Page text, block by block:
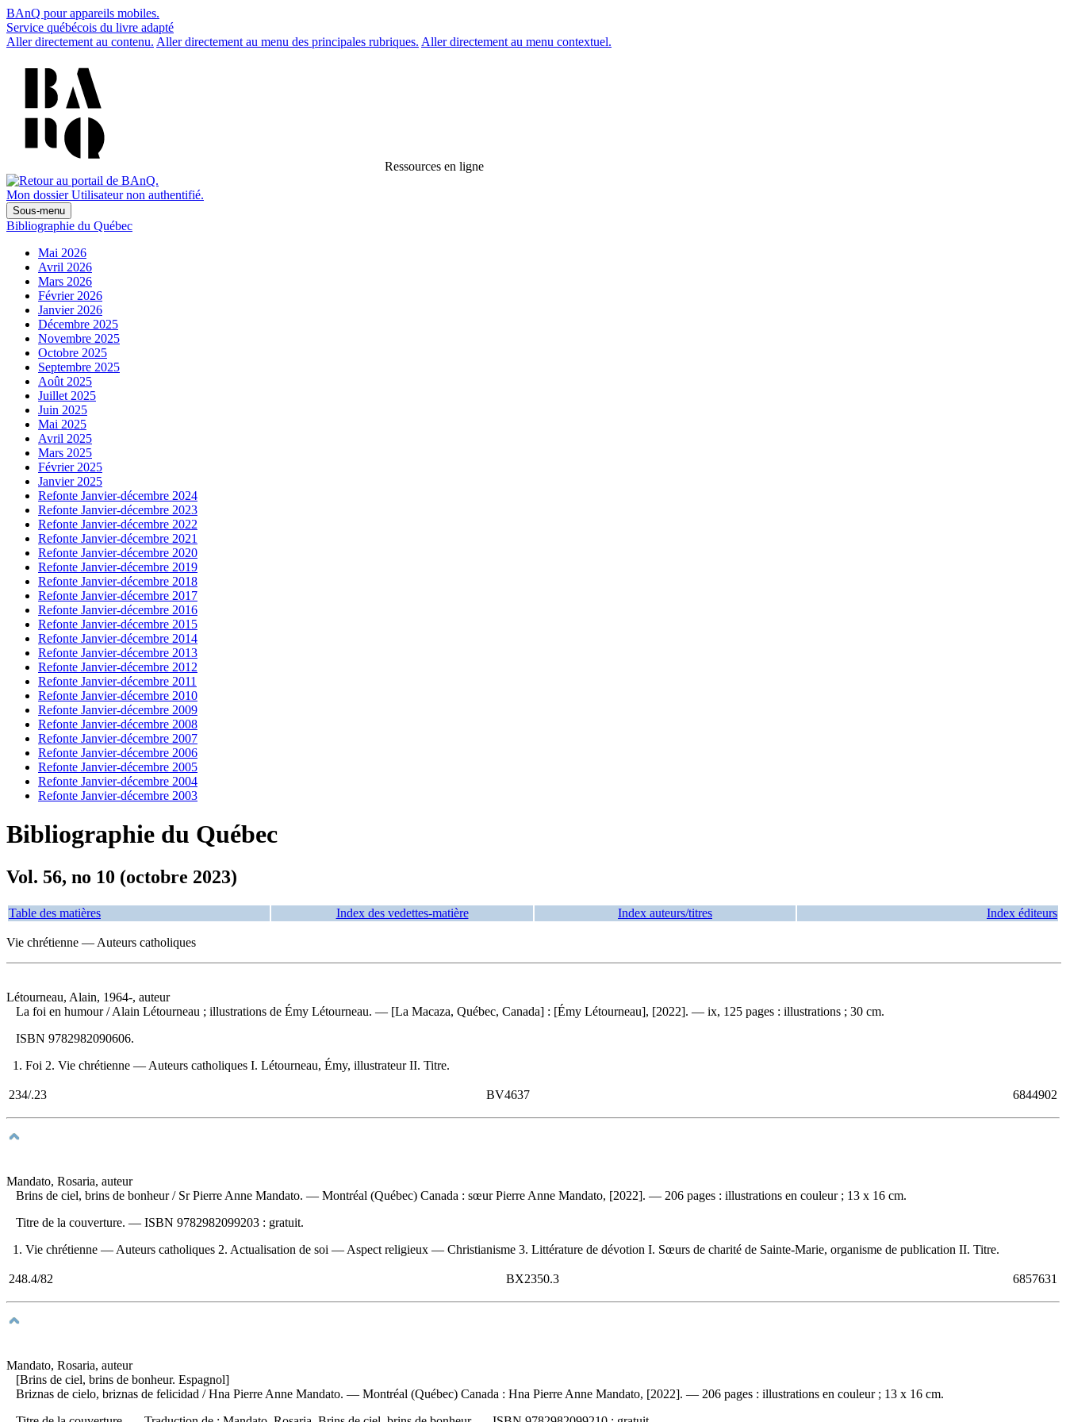
BAnQ pour appareils mobiles.
Service québécois du livre adapté
Aller directement au contenu. Aller directement au menu des principales rubriques. Aller directement au menu contextuel.
Ressources en ligne
Mon dossier Utilisateur non authentifié.
Sous-menu
Bibliographie du Québec
Mai 2026
Avril 2026
Mars 2026
Février 2026
Janvier 2026
Décembre 2025
Novembre 2025
Octobre 2025
Septembre 2025
Août 2025
Juillet 2025
Juin 2025
Mai 2025
Avril 2025
Mars 2025
Février 2025
Janvier 2025
Refonte Janvier-décembre 2024
Refonte Janvier-décembre 2023
Refonte Janvier-décembre 2022
Refonte Janvier-décembre 2021
Refonte Janvier-décembre 2020
Refonte Janvier-décembre 2019
Refonte Janvier-décembre 2018
Refonte Janvier-décembre 2017
Refonte Janvier-décembre 2016
Refonte Janvier-décembre 2015
Refonte Janvier-décembre 2014
Refonte Janvier-décembre 2013
Refonte Janvier-décembre 2012
Refonte Janvier-décembre 2011
Refonte Janvier-décembre 2010
Refonte Janvier-décembre 2009
Refonte Janvier-décembre 2008
Refonte Janvier-décembre 2007
Refonte Janvier-décembre 2006
Refonte Janvier-décembre 2005
Refonte Janvier-décembre 2004
Refonte Janvier-décembre 2003
Bibliographie du Québec
Vol. 56, no 10 (octobre 2023)
Table des matières Index des vedettes-matière Index auteurs/titres Index éditeurs
Vie chrétienne — Auteurs catholiques
Létourneau, Alain, 1964-, auteur
La foi en humour/ Alain Létourneau ; illustrations de Émy Létourneau. — [La Macaza, Québec, Canada] : [Émy Létourneau], [2022]. — ix, 125 pages : illustrations ; 30 cm.
ISBN 9782982090606.
1. Foi 2. Vie chrétienne — Auteurs catholiques I. Létourneau, Émy, illustrateur II. Titre.
234/.23 BV4637 6844902
Mandato, Rosaria, auteur
Brins de ciel, brins de bonheur/ Sr Pierre Anne Mandato. — Montréal (Québec) Canada : sœur Pierre Anne Mandato, [2022]. — 206 pages : illustrations en couleur ; 13 x 16 cm.
Titre de la couverture. — ISBN 9782982099203 : gratuit.
1. Vie chrétienne — Auteurs catholiques 2. Actualisation de soi — Aspect religieux — Christianisme 3. Littérature de dévotion I. Sœurs de charité de Sainte-Marie, organisme de publication II. Titre.
248.4/82 BX2350.3 6857631
Mandato, Rosaria, auteur
[Brins de ciel, brins de bonheur. Espagnol]
Briznas de cielo, briznas de felicidad / Hna Pierre Anne Mandato. — Montréal (Québec) Canada : Hna Pierre Anne Mandato, [2022]. — 206 pages : illustrations en couleur ; 13 x 16 cm.